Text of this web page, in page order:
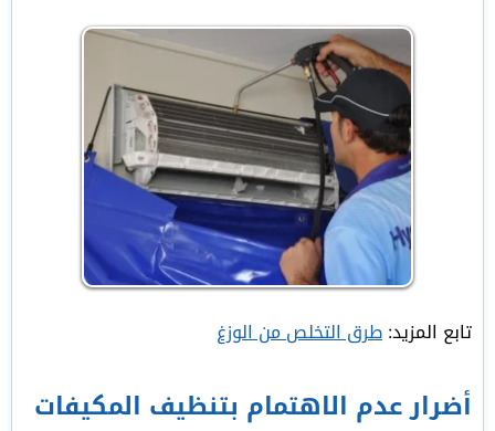
تابع المزيد:طرق التخلص من الوزغ
أضرار عدم الاهتمام بتنظيف المكيفات